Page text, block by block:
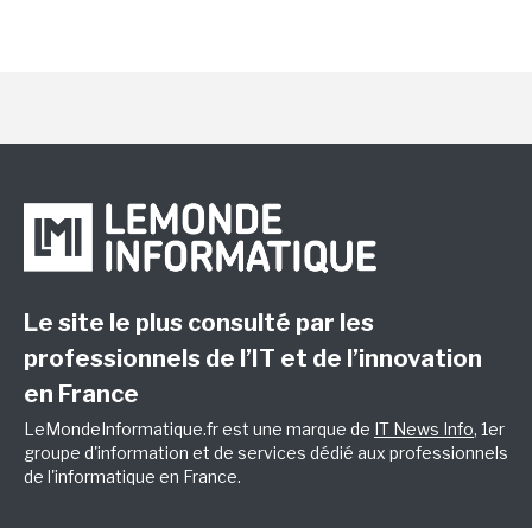
Le site le plus consulté par les
professionnels de l’IT et de l’innovation
en France
LeMondeInformatique.fr est une marque de IT News Info, 1er
groupe d'information et de services dédié aux professionnels
de l'informatique en France.